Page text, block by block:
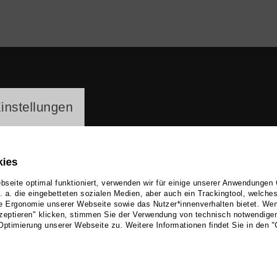
Pinkleton
optimal funktioniert, verwenden wir für einige unserer Anwendungen
a. die eingebetteten sozialen Medien, aber auch ein Trackingtool,
Ergonomie unserer Webseite sowie das Nutzer*innenverhalten bietet.
klicken, stimmen Sie der Verwendung von technisch
unserer Webseite zu. Weitere Informationen findet Sie in den